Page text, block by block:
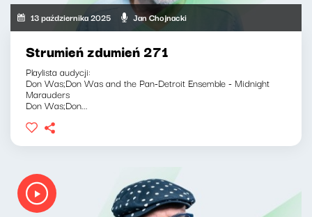
13 października 2025 Jan Chojnacki
Strumień zdumień 271
Playlista audycji:
Don Was;Don Was and the Pan-Detroit Ensemble - Midnight
Marauders
Don Was;Don...